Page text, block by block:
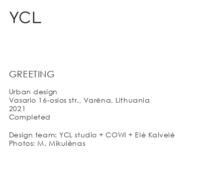
GREETING
Urban design
Vasario 16-osios str., Varėna, Lithuania
2021
Completed
Design team: YCL studio + COWI + Elė Kalvelė
Photos: M. Mikulėnas